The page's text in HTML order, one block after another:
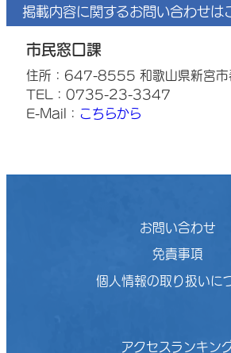
掲載内容に関するお問い合わせは
市民窓口課
住所：647-8555 和歌山県新宮市
TEL：0735-23-3347
E-Mail： こちらから
お問い合わせ
免責事項
個人情報の取り扱いに
アクセスランキン